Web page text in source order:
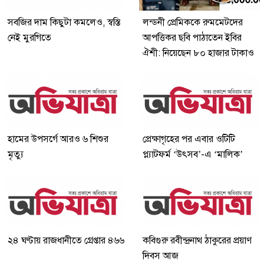
সবজির দাম কিছুটা কমলেও, স্বস্তি
নেই মুরগিতে
লন্ডনী প্রেমিককে রুমমেটদের
আপত্তিকর ছবি পাঠাতেন ইবির
ঐশী: নিয়েছেন ৮০ হাজার টাকাও
হামের উপসর্গে আরও ৬ শিশুর
মৃত্যু
প্রেক্ষাগৃহের পর এবার ওটিটি
প্ল্যাটফর্ম ‘উৎসব’-এ ‘মালিক’
২৪ ঘণ্টায় রাজধানীতে গ্রেপ্তার ৪৬৬
কবিগুরু রবীন্দ্রনাথ ঠাকুরের প্রয়াণ
দিবস আজ